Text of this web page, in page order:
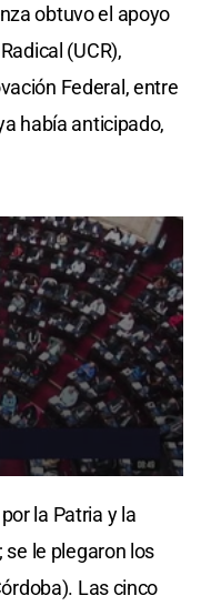
obtuvo el apoyo
(UCR),
Federal, entre
había anticipado,
la Patria y la
le plegaron los
Las cinco